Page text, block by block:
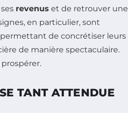
revenus et de retrouver une
en particulier, sont
de concrétiser leurs
de manière spectaculaire.
TANT ATTENDUE